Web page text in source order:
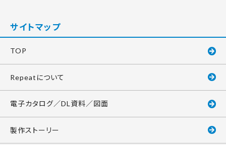
サイトマップ
TOP
Repeatについて
電子カタログ／DL資料／図面
製作ストーリー